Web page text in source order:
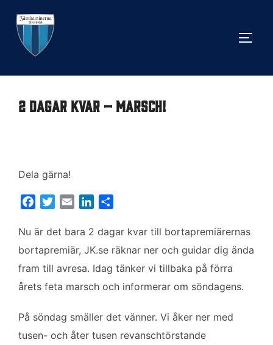
innehåll
2 dagar kvar – marsch!
Dela gärna!
c
e
o
o
i
t
e
r
a
i
n
k
d
I
l
a
Nu är det bara 2 dagar kvar till bortapremiärernas
bortapremiär, JK.se räknar ner och guidar dig ända
fram till avresa. Idag tänker vi tillbaka på förra
årets feta marsch och informerar om söndagens.
På söndag smäller det vänner. Vi åker ner med
tusen- och åter tusen revanschtörstande